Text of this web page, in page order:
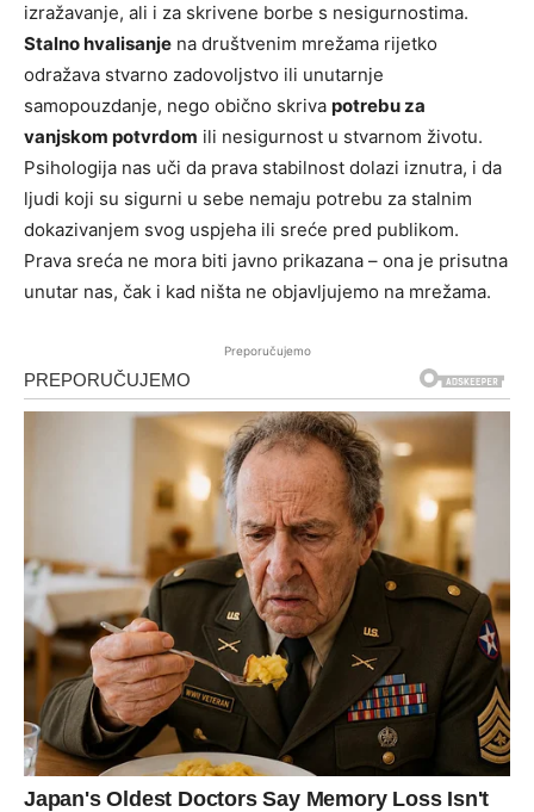
izražavanje, ali i za skrivene borbe s nesigurnostima.
Stalno hvalisanje na društvenim mrežama rijetko
odražava stvarno zadovoljstvo ili unutarnje
samopouzdanje, nego obično skriva potrebu za
vanjskom potvrdom ili nesigurnost u stvarnom životu.
Psihologija nas uči da prava stabilnost dolazi iznutra, i da
ljudi koji su sigurni u sebe nemaju potrebu za stalnim
dokazivanjem svog uspjeha ili sreće pred publikom.
Prava sreća ne mora biti javno prikazana – ona je prisutna
unutar nas, čak i kad ništa ne objavljujemo na mrežama.
Preporučujemo